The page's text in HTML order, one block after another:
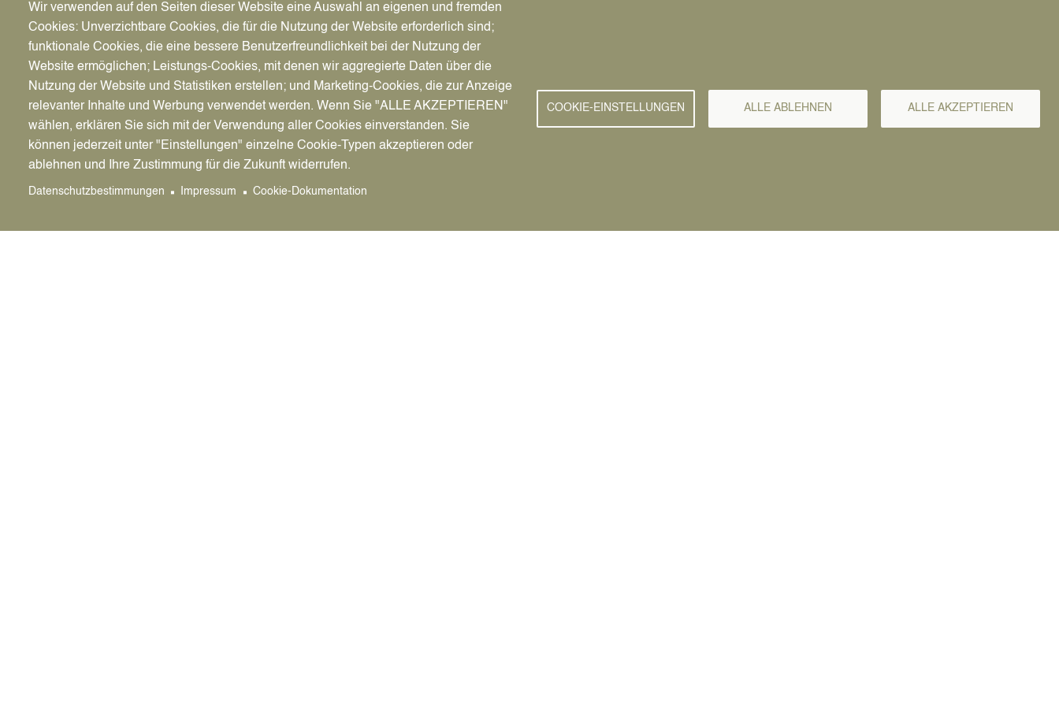
Servicebetriebe der Stadt Recklinghausen
(KSR) kostenlos am Recyclinghof des KSD
(Emscher-Lippe-Straße 12) entgegen.
Wir verwenden auf den Seiten dieser Website eine Auswahl an eigenen und fremden
Cookies: Unverzichtbare Cookies, die für die Nutzung der Website erforderlich sind;
funktionale Cookies, die eine bessere Benutzerfreundlichkeit bei der Nutzung der
Website ermöglichen; Leistungs-Cookies, mit denen wir aggregierte Daten über die
Nutzung der Website und Statistiken erstellen; und Marketing-Cookies, die zur Anzeige
relevanter Inhalte und Werbung verwendet werden. Wenn Sie "ALLE AKZEPTIEREN"
wählen, erklären Sie sich mit der Verwendung aller Cookies einverstanden. Sie
können jederzeit unter "Einstellungen" einzelne Cookie-Typen akzeptieren oder
ablehnen und Ihre Zustimmung für die Zukunft widerrufen.
Datenschutzbestimmungen Impressum Cookie-Dokumentation
COOKIE-EINSTELLUNGEN ALLE ABLEHNEN ALLE AKZEPTIEREN